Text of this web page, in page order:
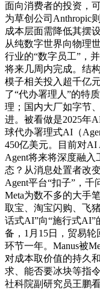
面向消费者的投资，
为草创公司Anthropic
成本层面需降低其摆
从纯数字世界向物理
行业的“数字员工”，
将来几周内完成。结
模子相关投入超千亿
了“代办署理人”的特
理；国内大厂如字节
进。被看做是2025年
球代办署理式AI（
450亿美元。目前对
Agent将来将深度融
态？从消息处置者改
Agent平台“扣子”，
Meta为数不多的大手
取宝、淘宝闪购、飞
话式AI”向“施行式
备，1月15日，贸易轮
环节一年。Manus被
对成本取价值的持久
求、能否要冰块等指
社科院副研究员王鹏